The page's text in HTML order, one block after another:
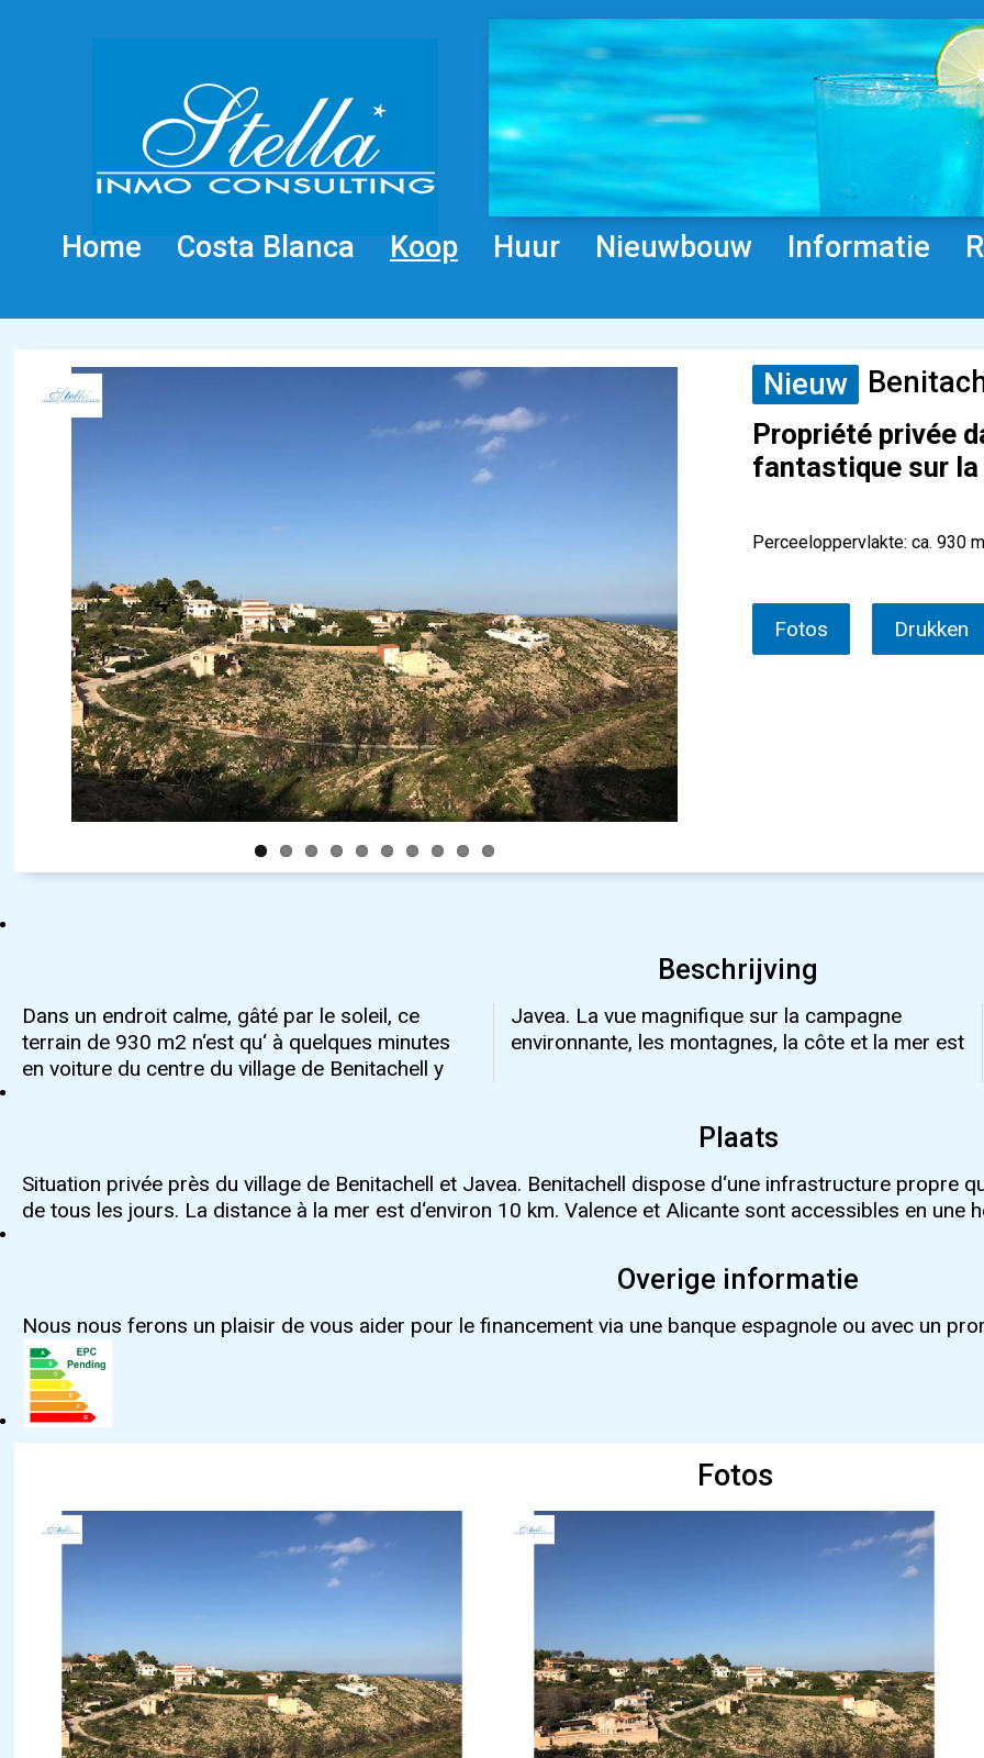
Home Costa Blanca Koop Huur Nieuwbouw Informatie
Nieuw
Propriété privée
fantastique sur la
Perceeloppervlakte: ca. 930
Fotos Drukken
Beschrijving
Dans un endroit calme, gâté par le soleil, ce
terrain de 930 m2 n‘est qu‘ à quelques minutes
en voiture du centre du village de Benitachell y
Javea. La vue magnifique sur la campagne
environnante, les montagnes, la côte et la mer est
à couper le souffle. Une propriété optimale qui
Plaats
Situation privée près du village de Benitachell et Javea. Benitachell dispose d‘une infrastructure propre
de tous les jours. La distance à la mer est d‘environ 10 km. Valence et Alicante sont accessibles en une
Overige informatie
Nous nous ferons un plaisir de vous aider pour le financement via une banque espagnole ou avec un
Fotos